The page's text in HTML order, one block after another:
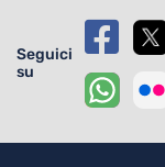
Seguici
su